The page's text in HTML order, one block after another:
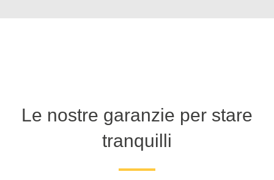
Le nostre garanzie per stare
tranquilli